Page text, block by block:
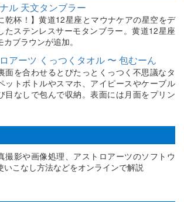
ル 天文タンブラー
乾杯！】黄道12星座とマウナケアの星空をデ
たステンレスサーモタンブラー。黄道12星座
カブラウンが追加。
アーツ くっつくタオル 〜 包むーん
面を合わせるとぴたっとくっつく不思議なタ
ットボトルやスマホ、アイピースやケーブル
目なしで包んで収納。表面には月面をプリン
撮影や画像処理、アストロアーツのソフトウ
いこなし方法などをオンラインで解説